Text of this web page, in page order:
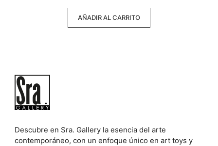
AÑADIR AL CARRITO
Descubre en Sra. Gallery la esencia del arte
contemporáneo, con un enfoque único en art toys y